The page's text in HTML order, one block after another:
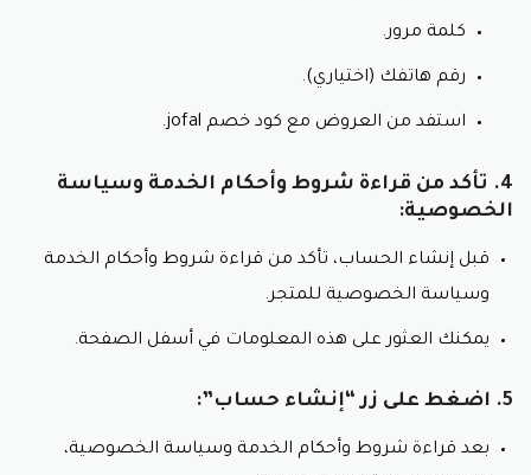
زيت الزعتر.
كوبون خصم جوفال 2024.
عروض شهرية مع كود خصم جوفال.
جوفال.
شحن مجاني مع كود خصم جوفيال.
للمزيد من المعلومات عن المنتجات والعروض، يرجى زيارة
كلمة مرور.
رقم هاتفك (اختياري).
استفد من العروض مع كود خصم jofal.
4. تأكد من قراءة شروط وأحكام الخدمة وسياسة
الخصوصية:
قبل إنشاء الحساب، تأكد من قراءة شروط وأحكام الخدمة
وسياسة الخصوصية للمتجر.
يمكنك العثور على هذه المعلومات في أسفل الصفحة.
5. اضغط على زر “إنشاء حساب”:
بعد قراءة شروط وأحكام الخدمة وسياسة الخصوصية،